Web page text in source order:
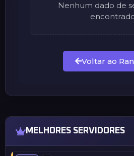
Nenhum dado de
Voltar ao
MELHORES SERVIDORES